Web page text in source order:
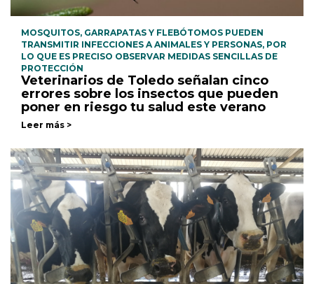
MOSQUITOS, GARRAPATAS Y FLEBÓTOMOS PUEDEN
TRANSMITIR INFECCIONES A ANIMALES Y PERSONAS, POR
LO QUE ES PRECISO OBSERVAR MEDIDAS SENCILLAS DE
PROTECCIÓN
Veterinarios de Toledo señalan cinco
errores sobre los insectos que pueden
poner en riesgo tu salud este verano
Leer más >